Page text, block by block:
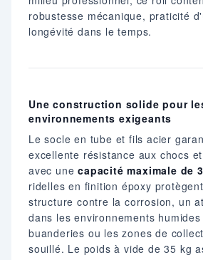
robustesse mécanique, praticité
longévité dans le temps.
Une construction solide pour
environnements exigeants
Le socle en tube et fils acier
excellente résistance aux chocs
avec unecapacité maximale de
ridelles en finition époxy
structure contre la corrosion, un
dans les environnements
buanderies ou les zones de
souillé. Le poids à vide de 35 kg